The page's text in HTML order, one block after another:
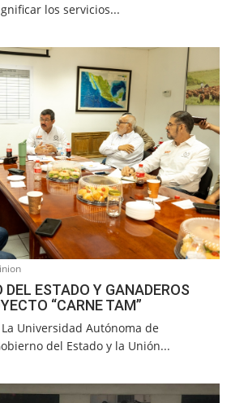
los servicios...
DEL ESTADO Y GANADEROS
“CARNE TAM”
Universidad Autónoma de
del Estado y la Unión...